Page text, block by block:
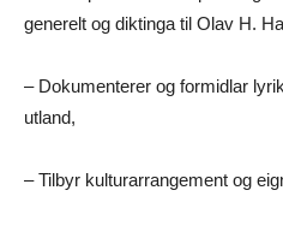
generelt og diktinga til Olav H.
– Dokumenterer og formidlar
utland,
– Tilbyr kulturarrangement og